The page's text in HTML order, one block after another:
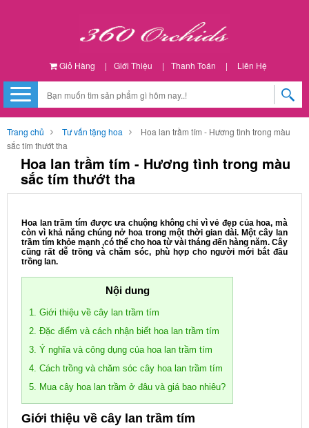
Giỏ Hàng | Giới Thiệu | Thanh Toán | Liên Hệ
Trang chủ Tư vấn tặng hoa
Hoa lan trầm tím - Hương tình trong màu
sắc tím thướt tha
Hoa lan trầm tím - Hương tình trong màu
sắc tím thướt tha
Hoa lan trầm tím được ưa chuộng không chỉ vì vẻ đẹp của hoa, mà
còn vì khả năng chúng nở hoa trong một thời gian dài. Một cây lan
trầm tím khỏe mạnh ,có thể cho hoa từ vài tháng đến hàng năm. Cây
cũng rất dễ trồng và chăm sóc, phù hợp cho người mới bắt đầu
trồng lan.
Nội dung
1. Giới thiệu về cây lan trầm tím
2. Đặc điểm và cách nhận biết hoa lan trầm tím
3. Ý nghĩa và công dụng của hoa lan trầm tím
4. Cách trồng và chăm sóc cây hoa lan trầm tím
5. Mua cây hoa lan trầm ở đâu và giá bao nhiêu?
Giới thiệu về cây lan trầm tím